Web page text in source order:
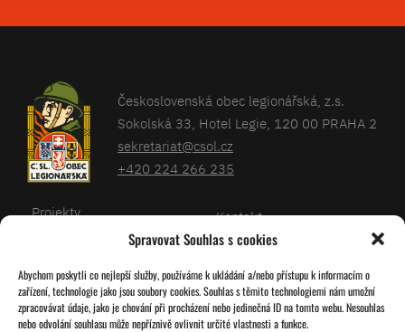
Spravovat Souhlas s cookies
Abychom poskytli co nejlepší služby, používáme k ukládání a/nebo přístupu k informacím o
zařízení, technologie jako jsou soubory cookies. Souhlas s těmito technologiemi nám umožní
zpracovávat údaje, jako je chování při procházení nebo jedinečná ID na tomto webu. Nesouhlas
nebo odvolání souhlasu může nepříznivě ovlivnit určité vlastnosti a funkce.
Československá obec legionářská, z.s.
Sokolská 33, Hotel Legie, 120 00 PRAHA 2
sekretariat@csol.cz
+420 224 266 235
Projekty
Kalendář
O nás
Kontakt
Databáze legionářů
Pro členy
Zásady cookies